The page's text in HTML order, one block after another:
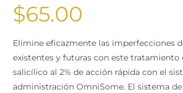
$65.00
Elimine eficazmente las imperfecciones
existentes y futuras con este tratamiento
salicílico al 2% de acción rápida con el
administración OmniSome. El sistema